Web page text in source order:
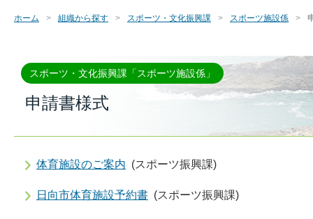
ホーム 組織から探す スポーツ・文化振興課 スポーツ施設係
スポーツ・文化振興課「スポーツ施設係」
申請書様式
体育施設のご案内 (スポーツ振興課)
日向市体育施設予約書 (スポーツ振興課)